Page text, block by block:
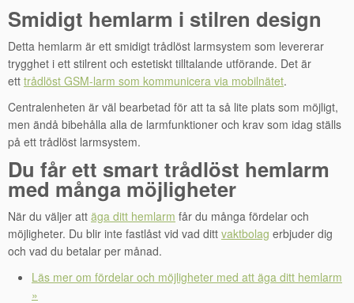
Smidigt hemlarm i stilren design
Detta hemlarm är ett smidigt trådlöst larmsystem som levererar
trygghet i ett stilrent och estetiskt tilltalande utförande. Det är
ett trådlöst GSM-larm som kommunicera via mobilnätet.
Centralenheten är väl bearbetad för att ta så lite plats som möjligt,
men ändå bibehålla alla de larmfunktioner och krav som idag ställs
på ett trådlöst larmsystem.
Du får ett smart trådlöst hemlarm
med många möjligheter
När du väljer att äga ditt hemlarm får du många fördelar och
möjligheter. Du blir inte fastlåst vid vad ditt vaktbolag erbjuder dig
och vad du betalar per månad.
Läs mer om fördelar och möjligheter med att äga ditt hemlarm
»